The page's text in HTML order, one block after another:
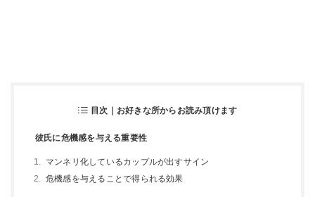
目次｜お好きな所からお読み頂けます
彼氏に危機感を与える重要性
マンネリ化しているカップルが出すサイン
危機感を与えることで得られる効果